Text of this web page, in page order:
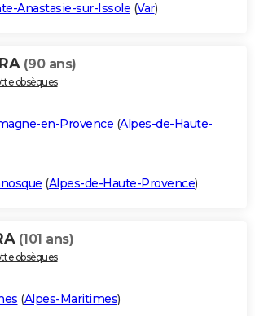
Anastasie-sur-Issole (Var)
(90 ans)
obsèques
en-Provence (Alpes-de-Haute-
(Alpes-de-Haute-Provence)
(101 ans)
obsèques
(Alpes-Maritimes)